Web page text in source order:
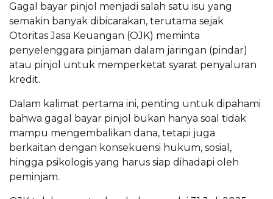
Gagal bayar pinjol menjadi salah satu isu yang
semakin banyak dibicarakan, terutama sejak
Otoritas Jasa Keuangan (OJK) meminta
penyelenggara pinjaman dalam jaringan (pindar)
atau pinjol untuk memperketat syarat penyaluran
kredit.
Dalam kalimat pertama ini, penting untuk dipahami
bahwa gagal bayar pinjol bukan hanya soal tidak
mampu mengembalikan dana, tetapi juga
berkaitan dengan konsekuensi hukum, sosial,
hingga psikologis yang harus siap dihadapi oleh
peminjam.